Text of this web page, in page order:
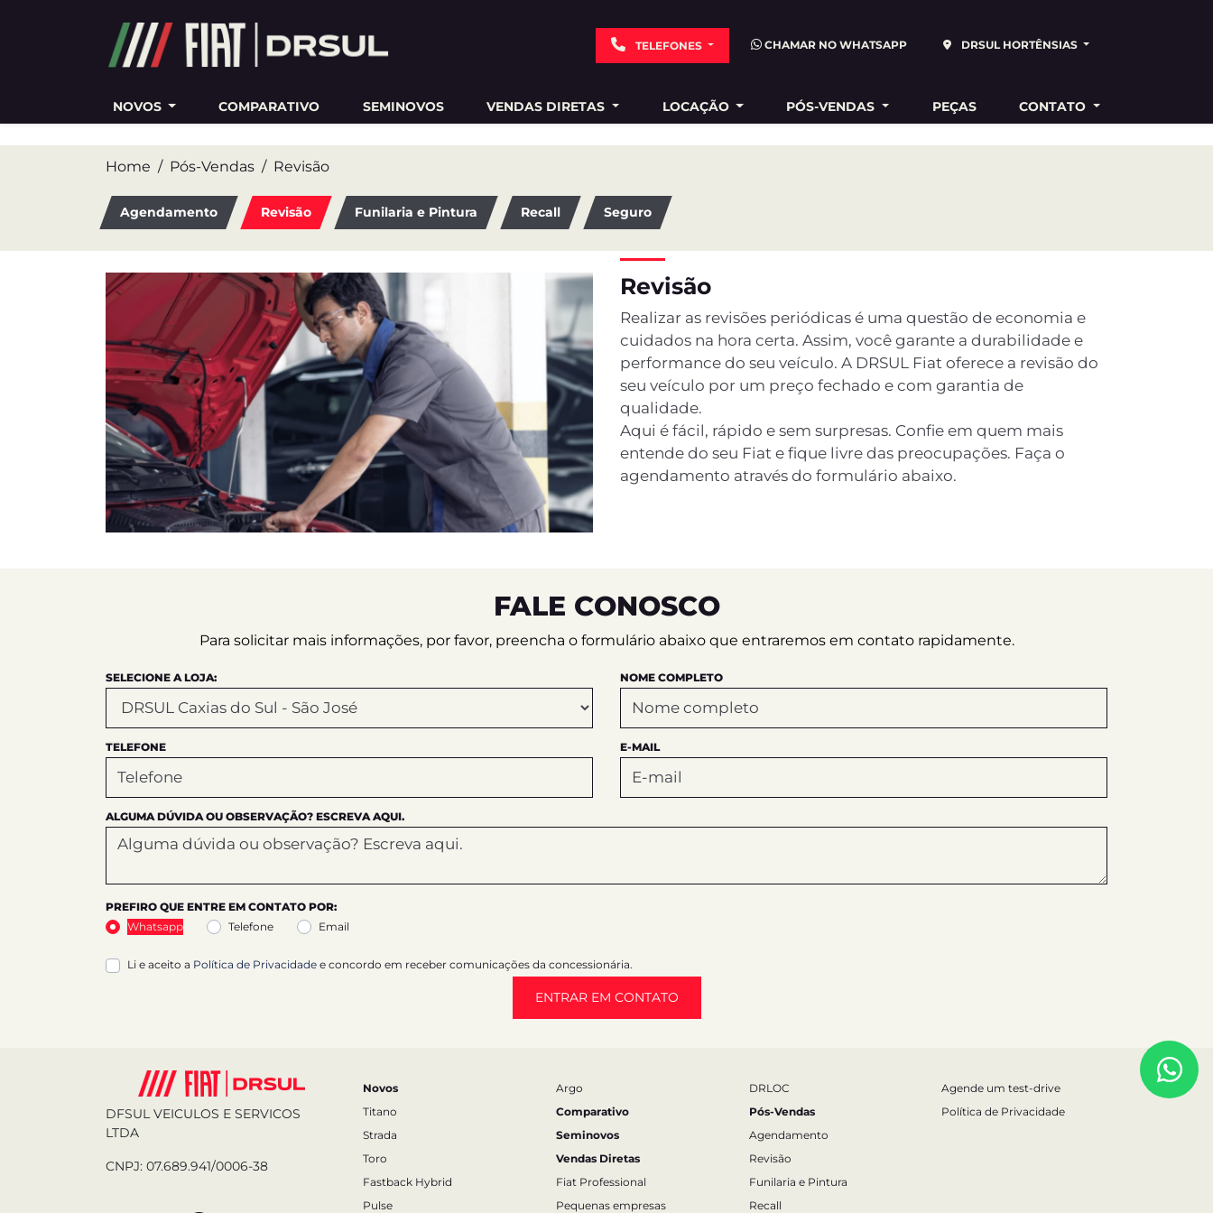
TELEFONES DRSUL HORTÊNSIAS
CHAMAR NO WHATSAPP
NOVOS COMPARATIVO SEMINOVOS VENDAS DIRETAS LOCAÇÃO PÓS-VENDAS PEÇAS CONTATO
Home Pós-Vendas Revisão
Agendamento Revisão Funilaria e Pintura Recall Seguro
Revisão
Realizar as revisões periódicas é uma questão de economia e
cuidados na hora certa. Assim, você garante a durabilidade e
performance do seu veículo. A DRSUL Fiat oferece a revisão do
seu veículo por um preço fechado e com garantia de
qualidade.
Aqui é fácil, rápido e sem surpresas. Confie em quem mais
entende do seu Fiat e fique livre das preocupações. Faça o
agendamento através do formulário abaixo.
FALE CONOSCO
Para solicitar mais informações, por favor, preencha o formulário abaixo que entraremos em contato rapidamente.
SELECIONE A LOJA: NOME COMPLETO
TELEFONE E-MAIL
ALGUMA DÚVIDA OU OBSERVAÇÃO? ESCREVA AQUI.
PREFIRO QUE ENTRE EM CONTATO POR:
Whatsapp
Telefone Email
Li e aceito a Política de Privacidade e concordo em receber comunicações da concessionária.
ENTRAR EM CONTATO
DFSUL VEICULOS E SERVICOS
LTDA
CNPJ: 07.689.941/0006-38
Novos
Titano
Strada
Toro
Fastback Hybrid
Pulse
Argo
Comparativo
Seminovos
Vendas Diretas
Fiat Professional
Pequenas empresas
DRLOC
Pós-Vendas
Agendamento
Revisão
Funilaria e Pintura
Recall
Agende um test-drive
Política de Privacidade